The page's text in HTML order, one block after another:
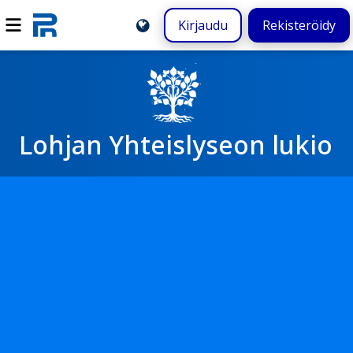
Kirjaudu Rekisteröidy
Lohjan Yhteislyseon lukio